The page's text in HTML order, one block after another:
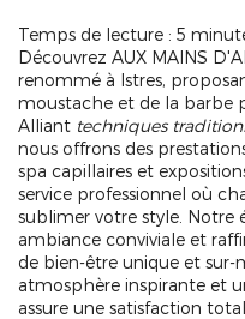
Temps de lecture : 5
Découvrez AUX MAINS
renommé à Istres,
moustache et de la barbe
Alliant techniques
nous offrons des
spa capillaires et
service professionnel où
sublimer votre style. Notre
ambiance conviviale et
de bien-être unique et sur-
atmosphère inspirante et
assure une satisfaction